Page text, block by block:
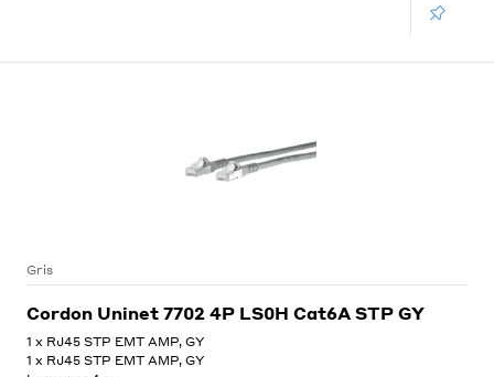
Gris
Cordon Uninet 7702 4P LS0H Cat6A STP GY
1 x RJ45 STP EMT AMP, GY
1 x RJ45 STP EMT AMP, GY